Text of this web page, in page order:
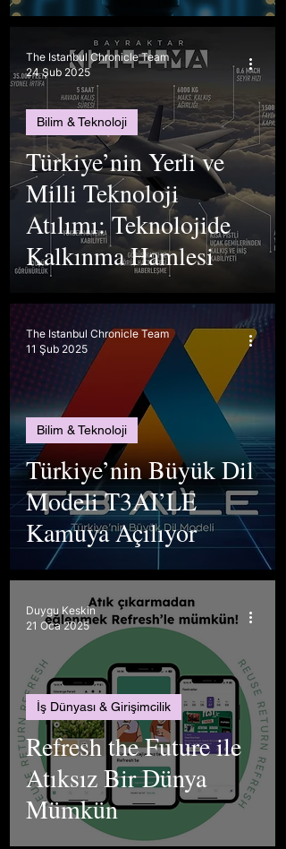
Türkiye’nin Yerli ve
Milli Teknoloji
Atılımı: Teknolojide
Kalkınma Hamlesi
Bilim & Teknoloji
The Istanbul Chronicle Team
24 Şub 2025
Türkiye’nin Büyük Dil
Modeli T3AI’LE
Kamuya Açılıyor
Bilim & Teknoloji
The Istanbul Chronicle Team
11 Şub 2025
Refresh the Future ile
Atıksız Bir Dünya
Mümkün
İş Dünyası & Girişimcilik
Duygu Keskin
21 Oca 2025